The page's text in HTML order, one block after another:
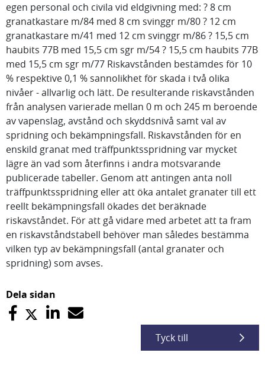
egen personal och civila vid eldgivning med: ? 8 cm
granatkastare m/84 med 8 cm svinggr m/80 ? 12 cm
granatkastare m/41 med 12 cm svinggr m/86 ? 15,5 cm
haubits 77B med 15,5 cm sgr m/54 ? 15,5 cm haubits 77B
med 15,5 cm sgr m/77 Riskavstånden bestämdes för 10
% respektive 0,1 % sannolikhet för skada i två olika
nivåer - allvarlig och lätt. De resulterande riskavstånden
från analysen varierade mellan 0 m och 245 m beroende
av vapenslag, avstånd och skyddsnivå samt val av
spridning och bekämpningsfall. Riskavstånden för en
enskild granat med träffpunktsspridning var mycket
lägre än vad som återfinns i andra motsvarande
publicerade tabeller. Genom att antingen anta noll
träffpunktsspridning eller att öka antalet granater till ett
reellt bekämpningsfall ökades det beräknade
riskavståndet. För att gå vidare med arbetet att ta fram
en riskavståndstabell behöver man således bestämma
vilken typ av bekämpningsfall (antal granater och
spridning) som avses.
Dela sidan
Tyck till